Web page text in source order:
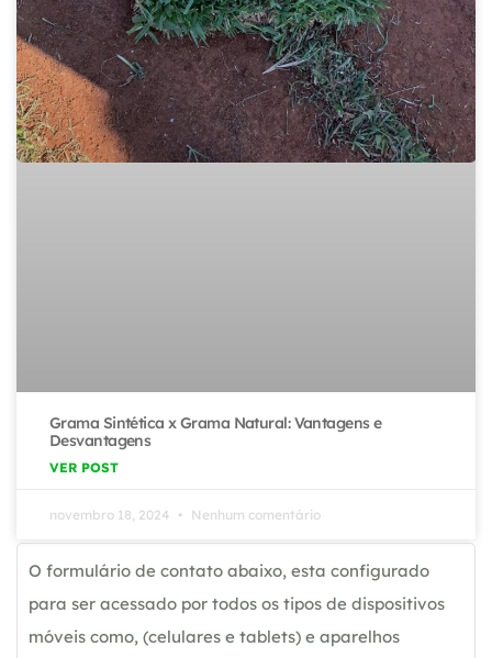
Grama Sintética x Grama Natural: Vantagens e
Desvantagens
VER POST
novembro 18, 2024 Nenhum comentário
O formulário de contato abaixo, esta configurado
para ser acessado por todos os tipos de dispositivos
móveis como, (celulares e tablets) e aparelhos